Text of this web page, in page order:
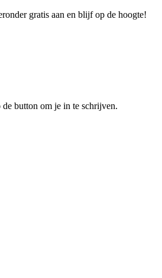
gratis aan en blijf op de hoogte!
button om je in te schrijven.